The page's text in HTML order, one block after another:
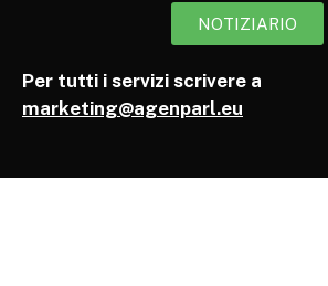
NOTIZIARIO
Per tutti i servizi scrivere a
marketing@agenparl.eu